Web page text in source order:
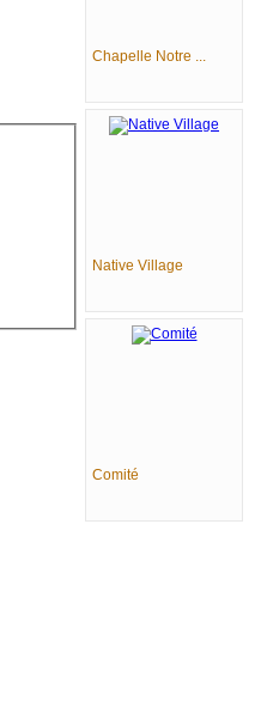
Chapelle Notre ...
Native Village
Comité